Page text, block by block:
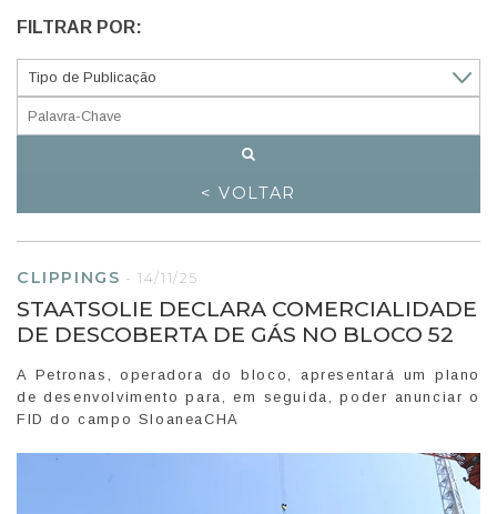
FILTRAR POR:
< VOLTAR
CLIPPINGS -14/11/25
STAATSOLIE DECLARA COMERCIALIDADE
DE DESCOBERTA DE GÁS NO BLOCO 52
A Petronas, operadora do bloco, apresentará um plano
de desenvolvimento para, em seguida, poder anunciar o
FID do campo SloaneaCHA